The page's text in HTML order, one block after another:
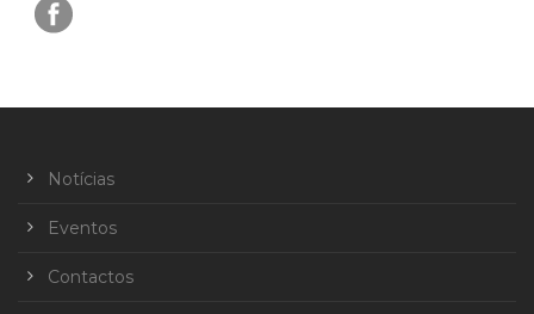
Notícias
Eventos
Contactos